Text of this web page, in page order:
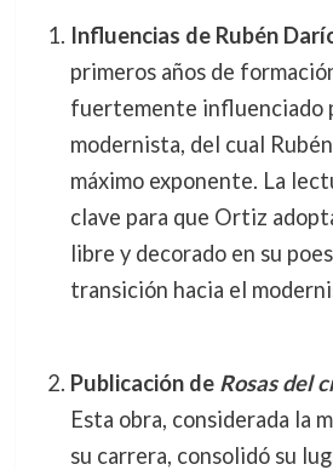
Influencias de Rubén
primeros años de
fuertemente influenciado
modernista, del cual
máximo exponente. La
clave para que Ortiz
libre y decorado en su
transición hacia el
Publicación de Rosas del
Esta obra, considerada la
su carrera, consolidó su